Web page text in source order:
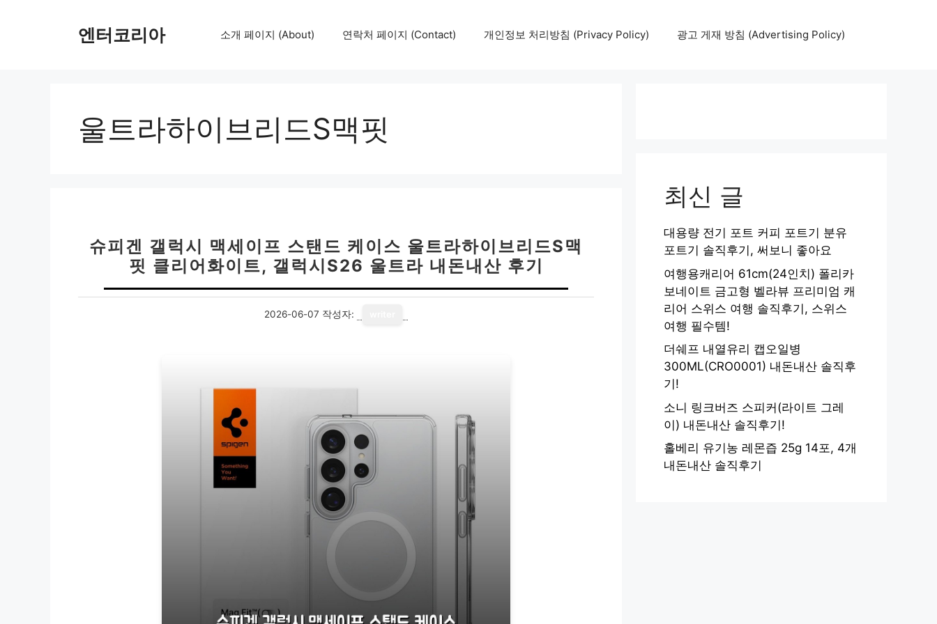
엔터코리아 소개 페이지 (About) 연락처 페이지 (Contact) 개인정보 처리방침 (Privacy Policy) 광고 게재 방침 (Advertising Policy)
울트라하이브리드S맥핏
슈피겐 갤럭시 맥세이프 스탠드 케이스 울트라하이브리드S맥
핏 클리어화이트, 갤럭시S26 울트라 내돈내산 후기
2026-06-07 작성자:
최신 글
대용량 전기 포트 커피 포트기 분유
포트기 솔직후기, 써보니 좋아요
여행용캐리어 61cm(24인치) 폴리카
보네이트 금고형 벨라뷰 프리미엄 캐
리어 스위스 여행 솔직후기, 스위스
여행 필수템!
더쉐프 내열유리 캡오일병
300ML(CRO0001) 내돈내산 솔직후
기!
소니 링크버즈 스피커(라이트 그레
이) 내돈내산 솔직후기!
홀베리 유기농 레몬즙 25g 14포, 4개
내돈내산 솔직후기